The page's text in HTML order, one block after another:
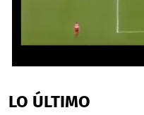
of
1
LO ÚLTIMO